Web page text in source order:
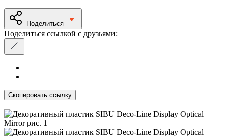
Поделиться
Поделиться ссылкой с друзьями:
Скопировать ссылку